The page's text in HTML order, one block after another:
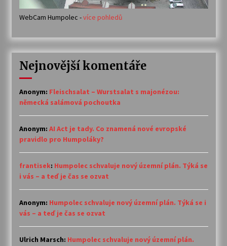
WebCam Humpolec -více pohledů
Nejnovější komentáře
Anonym: Fleischsalat – Wurstsalat s majonézou:
německá salámová pochoutka
Anonym: AI Act je tady. Co znamená nové evropské
pravidlo pro Humpoláky?
frantisek: Humpolec schvaluje nový územní plán. Týká se
i vás – a teď je čas se ozvat
Anonym: Humpolec schvaluje nový územní plán. Týká se i
vás – a teď je čas se ozvat
Ulrich Marsch: Humpolec schvaluje nový územní plán.